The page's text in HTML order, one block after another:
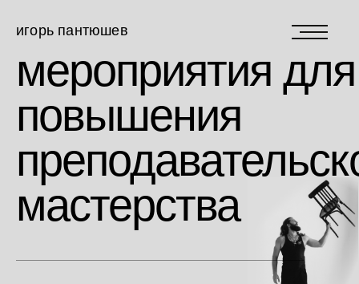
игорь пантюшев
мероприятия для
повышения
мастерства